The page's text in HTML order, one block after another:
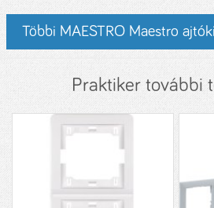
Többi MAESTRO Maestro
Praktiker további